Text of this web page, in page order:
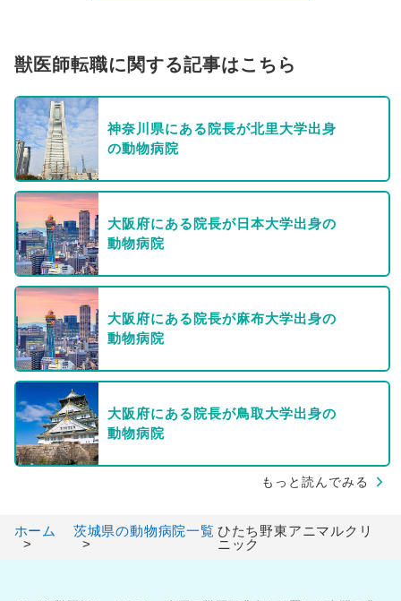
獣医師転職に関する記事はこちら
神奈川県にある院長が北里大学出身
の動物病院
大阪府にある院長が日本大学出身の
動物病院
大阪府にある院長が麻布大学出身の
動物病院
大阪府にある院長が鳥取大学出身の
動物病院
もっと読んでみる
ホーム 茨城県の動物病院一覧 ひたち野東アニマルクリ
ニック